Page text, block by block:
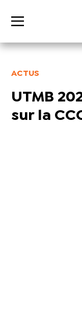
ACTUS
UTMB
sur la